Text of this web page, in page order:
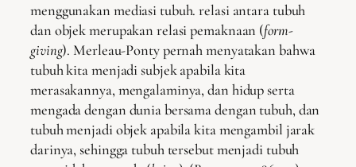
menggunakan mediasi tubuh. relasi antara tubuh
dan objek merupakan relasi pemaknaan (form-
giving). Merleau-Ponty pernah menyatakan bahwa
tubuh kita menjadi subjek apabila kita
merasakannya, mengalaminya, dan hidup serta
mengada dengan dunia bersama dengan tubuh, dan
tubuh menjadi objek apabila kita mengambil jarak
darinya, sehingga tubuh tersebut menjadi tubuh